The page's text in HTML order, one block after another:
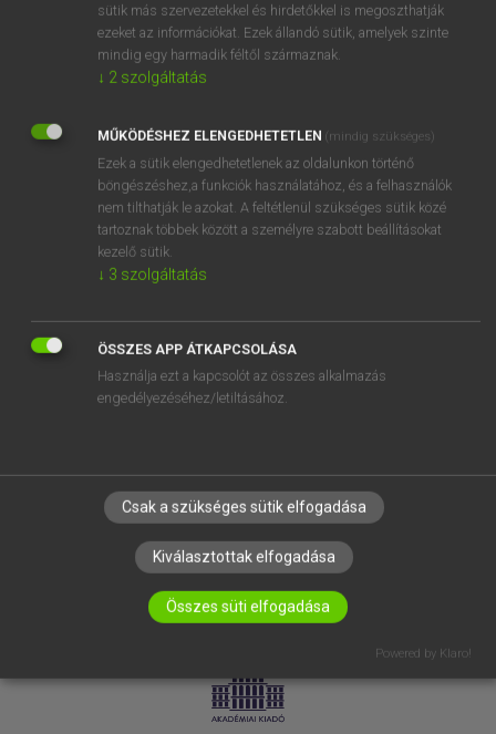
MICROSOFT OFFICE BŐVÍTMÉNY
BEÉPÜLŐ SZÓTÁRMODUL
ONLINE NYELVVIZSGA
EGYÉNI FELHASZNÁLÓKNAK
TANULÓKNAK
OKTATÁSI INTÉZMÉNYEKNEK
VÁLLALATI MEGOLDÁSOK
RÓLUNK
ELÉRHETŐSÉG
SÜTI BEÁLLÍTÁSOK
LICENCSZERZŐDÉS ADATVÉDELEM
sütik más szervezetekkel és hirdetőkkel is megoszthatják
ezeket az információkat. Ezek állandó sütik, amelyek szinte
mindig egy harmadik féltől származnak.
↓ 2 szolgáltatás
MŰKÖDÉSHEZ ELENGEDHETETLEN (mindig szükséges)
Ezek a sütik elengedhetetlenek az oldalunkon történő
böngészéshez,a funkciók használatához, és a felhasználók
nem tilthatják le azokat. A feltétlenül szükséges sütik közé
tartoznak többek között a személyre szabott beállításokat
kezelő sütik.
↓ 3 szolgáltatás
ÖSSZES APP ÁTKAPCSOLÁSA
Használja ezt a kapcsolót az összes alkalmazás
engedélyezéséhez/letiltásához.
Csak a szükséges sütik elfogadása
Kiválasztottak elfogadása
Összes süti elfogadása
Powered by Klaro!